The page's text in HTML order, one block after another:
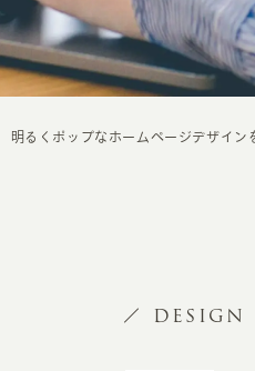
明るくポップなホームページデザイン
DESIGN